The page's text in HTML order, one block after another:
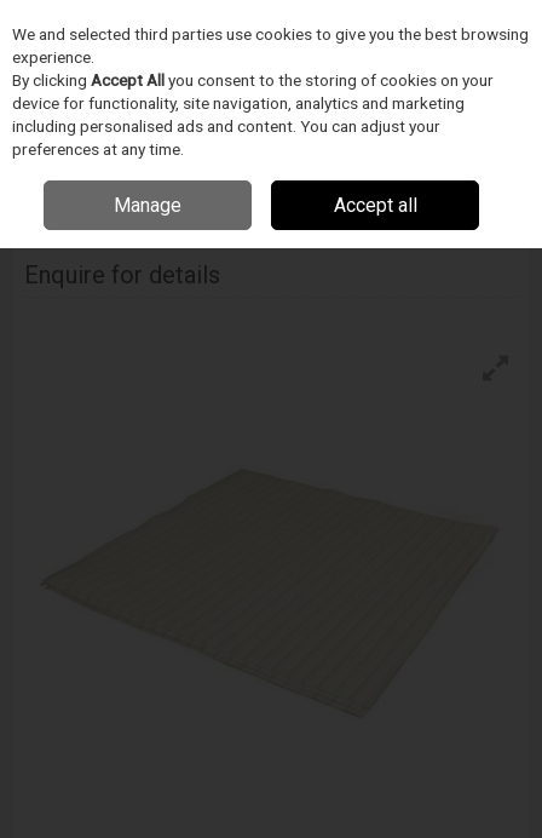
Skip to content
Menu
Home TISZTÍTÁS ITW Techspray /Chemtronics/Texwipe
Techspray Techclean Anti-Static Wipe
Enquire for details
We and selected third parties use cookies to give you the best browsing
experience.
By clicking Accept Allyou consent to the storing of cookies on your
device for functionality, site navigation, analytics and marketing
including personalised ads and content. You can adjust your
preferences at any time.
Manage Accept all